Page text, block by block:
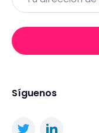
Síguenos